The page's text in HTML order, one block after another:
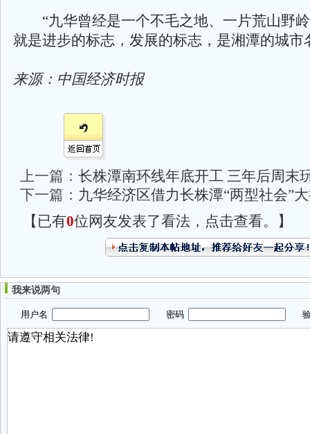
“九华曾经是一个不毛之地、一片荒山野
就是进步的标志，发展的标志，是湘潭的城市
来源：中国经济时报
上一篇： 长株潭南环线年底开工 三年后周末
下一篇： 九华经济区借力长株潭“两型社会”
【已有0位网友发表了看法，点击查看。】
我来说两句
用户名 密码 验